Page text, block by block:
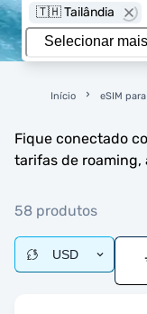
🇹🇭 Tailândia
Início eSIM
Fique conectado
tarifas de
58 produtos
USD